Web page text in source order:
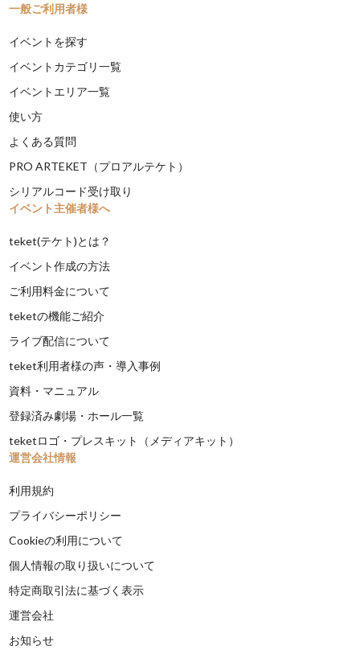
一般ご利用者様
イベントを探す
イベントカテゴリ一覧
イベントエリア一覧
使い方
よくある質問
PRO ARTEKET（プロアルテケト）
シリアルコード受け取り
イベント主催者様へ
teket(テケト)とは？
イベント作成の方法
ご利用料金について
teketの機能ご紹介
ライブ配信について
teket利用者様の声・導入事例
資料・マニュアル
登録済み劇場・ホール一覧
teketロゴ・プレスキット（メディアキット）
運営会社情報
利用規約
プライバシーポリシー
Cookieの利用について
個人情報の取り扱いについて
特定商取引法に基づく表示
運営会社
お知らせ